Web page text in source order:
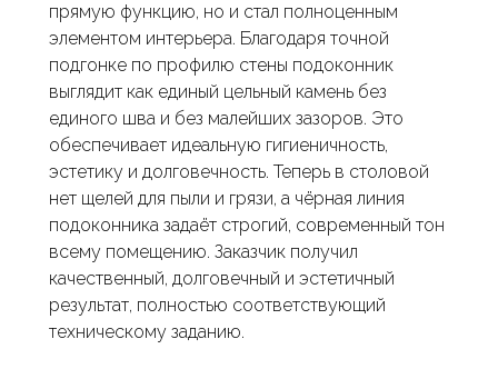
прямую функцию, но и стал полноценным
элементом интерьера. Благодаря точной
подгонке по профилю стены подоконник
выглядит как единый цельный камень без
единого шва и без малейших зазоров. Это
обеспечивает идеальную гигиеничность,
эстетику и долговечность. Теперь в столовой
нет щелей для пыли и грязи, а чёрная линия
подоконника задаёт строгий, современный тон
всему помещению. Заказчик получил
качественный, долговечный и эстетичный
результат, полностью соответствующий
техническому заданию.